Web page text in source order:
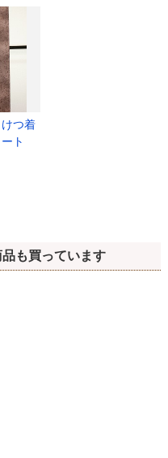
つ着
ト
も買っています